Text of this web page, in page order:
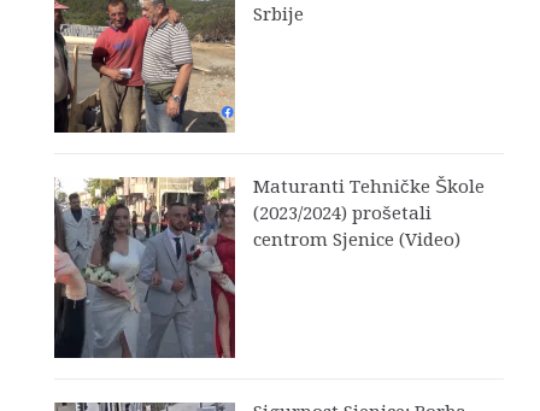
Srbije
Maturanti Tehničke Škole
(2023/2024) prošetali
centrom Sjenice (Video)